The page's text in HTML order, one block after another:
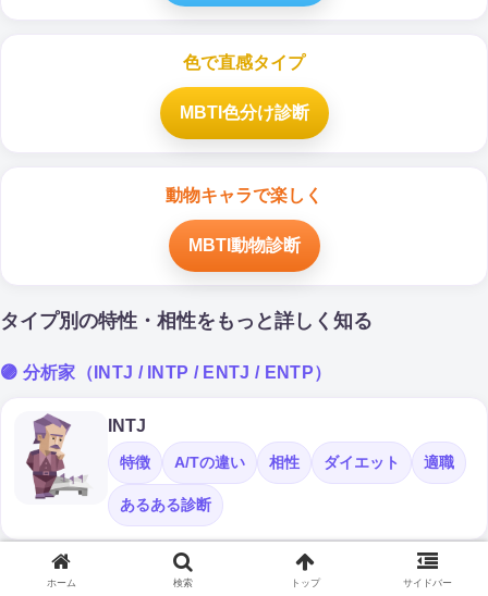
色で直感タイプ
MBTI色分け診断
動物キャラで楽しく
MBTI動物診断
タイプ別の特性・相性をもっと詳しく知る
🟣 分析家（INTJ / INTP / ENTJ / ENTP）
INTJ
特徴 A/Tの違い 相性 ダイエット 適職
あるある診断
ホーム 検索 トップ サイドバー